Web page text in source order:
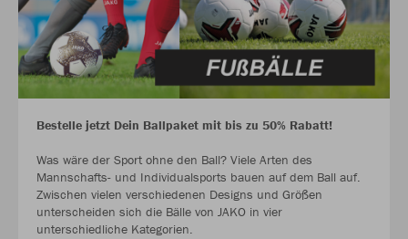
Bestelle jetzt Dein Ballpaket mit bis zu 50% Rabatt!
Was wäre der Sport ohne den Ball? Viele Arten des
Mannschafts- und Individualsports bauen auf dem Ball auf.
Zwischen vielen verschiedenen Designs und Größen
unterscheiden sich die Bälle von JAKO in vier
unterschiedliche Kategorien.